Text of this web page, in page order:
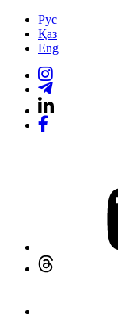
Рус
Қаз
Eng